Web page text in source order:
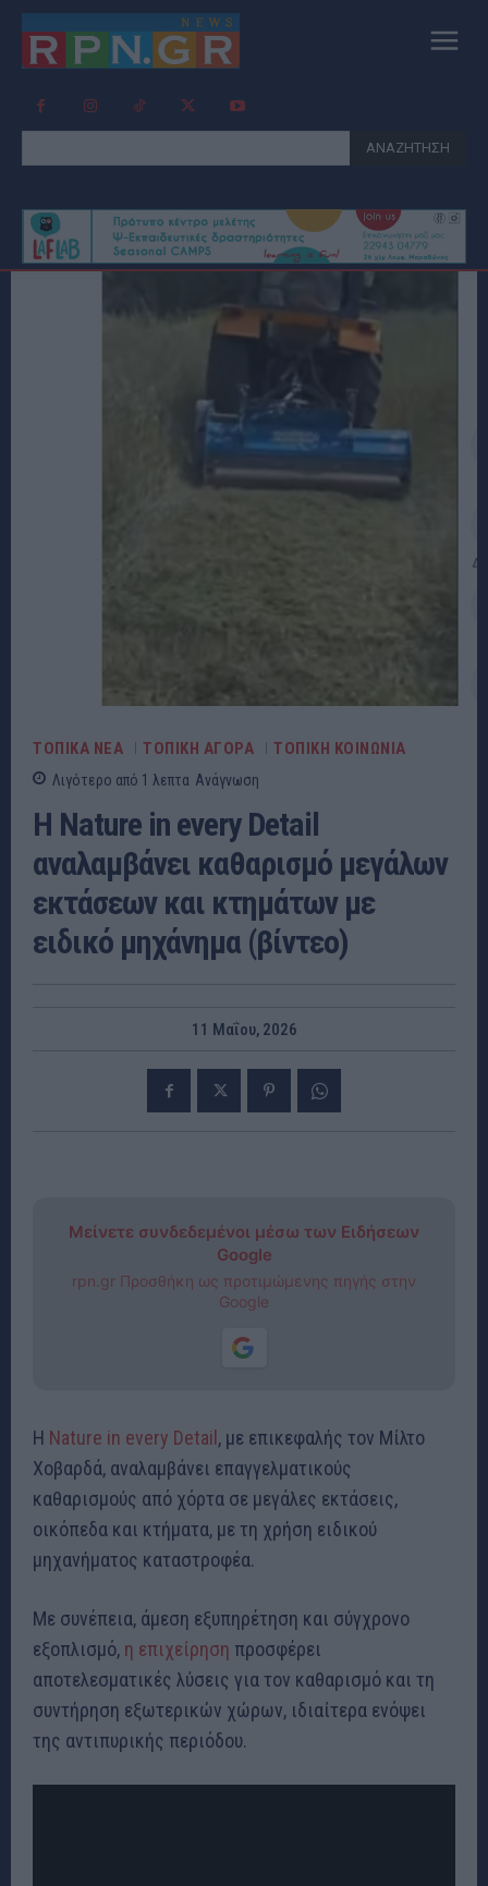
ΑΝΑΖΗΤΗΣΗ
ΤΟΠΙΚΑ ΝΕΑ ΤΟΠΙΚΗ ΑΓΟΡΑ ΤΟΠΙΚΗ ΚΟΙΝΩΝΙΑ
Λιγότερο από 1 λεπτα Ανάγνωση
Η Nature in every Detail
αναλαμβάνει καθαρισμό μεγάλων
εκτάσεων και κτημάτων με
ειδικό μηχάνημα (βίντεο)
11 Μαΐου, 2026
Μείνετε συνδεδεμένοι μέσω των Ειδήσεων
Google
rpn.gr Προσθήκη ως προτιμώμενης πηγής στην
Google
Η Nature in every Detail , με επικεφαλής τον Μίλτο
Χοβαρδά, αναλαμβάνει επαγγελματικούς
καθαρισμούς από χόρτα σε μεγάλες εκτάσεις,
οικόπεδα και κτήματα, με τη χρήση ειδικού
μηχανήματος καταστροφέα.
Με συνέπεια, άμεση εξυπηρέτηση και σύγχρονο
εξοπλισμό, η επιχείρηση προσφέρει
αποτελεσματικές λύσεις για τον καθαρισμό και τη
συντήρηση εξωτερικών χώρων, ιδιαίτερα ενόψει
της αντιπυρικής περιόδου.